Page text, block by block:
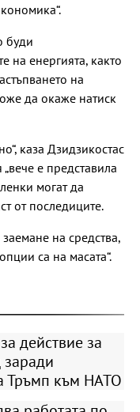
буди
на енергията, както
на
да окаже натиск
каза Дзидзикостас
е представила
могат да
от последиците.
на средства,
са на масата“.
действие за
Тръмп към НАТО